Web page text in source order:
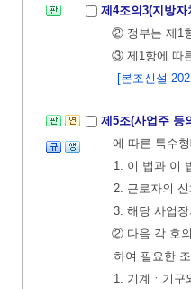
제4조의3(지방
② 정부는 제1
③ 제1항에 따
[본조신설
제5조(사업주 등
에 따른 특수
1. 이 법과 이
2. 근로자의
3. 해당 사업
② 다음 각 호
하여 필요한
1. 기계ㆍ기구